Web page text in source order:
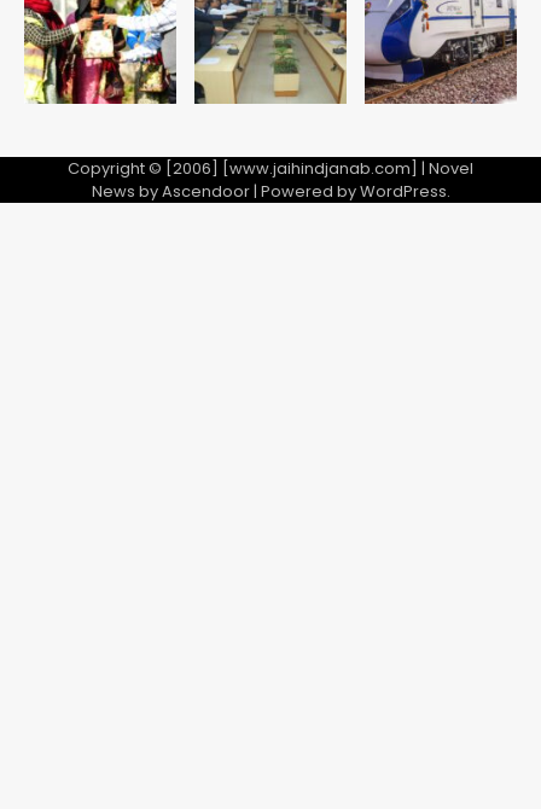
5
jai hind janab
Copyright © [2006] [www.jaihindjanab.com] | Novel
News byAscendoor| Powered byWordPress.